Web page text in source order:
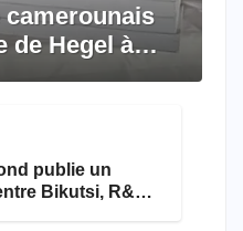
de Hegel à
publie un
Bikutsi, R&B